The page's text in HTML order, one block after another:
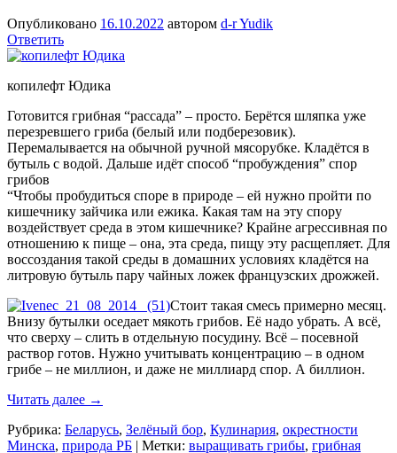
Опубликовано 16.10.2022 автором d-r Yudik
Ответить
копилефт Юдика
Готовится грибная “рассада” – просто. Берётся шляпка уже
перезревшего гриба (белый или подберезовик).
Перемалывается на обычной ручной мясорубке. Кладётся в
бутыль с водой. Дальше идёт способ “пробуждения” спор
грибов
“Чтобы пробудиться споре в природе – ей нужно пройти по
кишечнику зайчика или ежика. Какая там на эту спору
воздействует среда в этом кишечнике? Крайне агрессивная по
отношению к пище – она, эта среда, пищу эту расщепляет. Для
воссоздания такой среды в домашних условиях кладётся на
литровую бутыль пару чайных ложек французских дрожжей.
Стоит такая смесь примерно месяц.
Внизу бутылки оседает мякоть грибов. Её надо убрать. А всё,
что сверху – слить в отдельную посудину. Всё – посевной
раствор готов. Нужно учитывать концентрацию – в одном
грибе – не миллион, и даже не миллиард спор. А биллион.
Читать далее →
Рубрика: Беларусь, Зелёный бор, Кулинария, окрестности
Минска, природа РБ | Метки: выращивать грибы, грибная